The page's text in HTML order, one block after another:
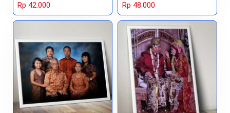
Rp 42.000 Rp 48.000